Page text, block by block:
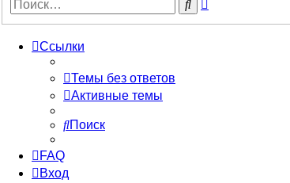
Поиск
Ссылки
Темы без ответов
Активные темы
Поиск
FAQ
Вход